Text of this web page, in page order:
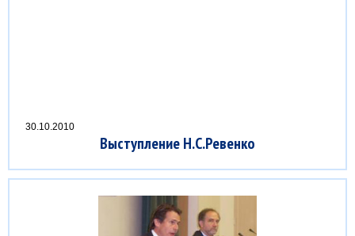
30.10.2010
Выступление Н.С.Ревенко